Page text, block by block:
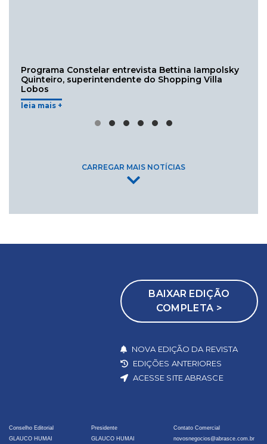
Programa Constelar entrevista Bettina Iampolsky
Quinteiro, superintendente do Shopping Villa
Lobos
leia mais +
CARREGAR MAIS NOTÍCIAS
BAIXAR EDIÇÃO
COMPLETA >
NOVA EDIÇÃO DA REVISTA
EDIÇÕES ANTERIORES
ACESSE SITE ABRASCE
Conselho Editorial
GLAUCO HUMAI
Presidente
GLAUCO HUMAI
Contato Comercial
novosnegocios@abrasce.com.br